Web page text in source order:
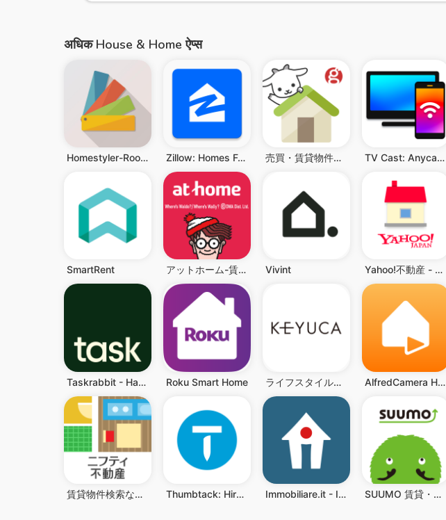
अधिक House & Home ऐप्स
Homestyler-Room Realize design Zillow: Homes For Sale & Rent 売買・賃貸物件検索はgoo住宅・不動産 お部屋探しアプリ TV Cast: Anycast in smart view
SmartRent アットホーム-賃貸物件検索や家探し・土地探しの不動産アプリ Vivint Yahoo!不動産 - 賃貸・マンション・一戸建て・物件検索
Taskrabbit - Handyman, Errands Roku Smart Home ライフスタイルショップKEYUCA公式アプリ AlfredCamera Home Security app
賃貸物件検索なら「ニフティ不動産」- 賃貸・物件探し・家探し Thumbtack: Hire Service Pros Immobiliare.it - Indomio SUUMO 賃貸・売買物件検索アプリ